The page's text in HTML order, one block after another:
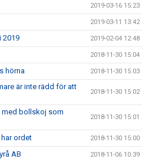
2019-03-16 15:23
2019-03-11 13:42
2019 2019-02-04 12:48
2018-11-30 15:04
hörna 2018-11-30 15:03
är inte rädd för att
2018-11-30 15:02
med bollskoj som
2018-11-30 15:01
ordet 2018-11-30 15:00
AB 2018-11-06 10:39